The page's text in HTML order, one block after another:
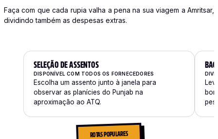
Faça com que cada rupia valha a pena na sua viagem a Amritsar,
dividindo também as despesas extras.
SELEÇÃO DE ASSENTOS
DISPONÍVEL COM TODOS OS FORNECEDORES
Escolha um assento junto à janela para
observar as planícies do Punjab na
aproximação ao ATQ.
ROTAS POPULARES